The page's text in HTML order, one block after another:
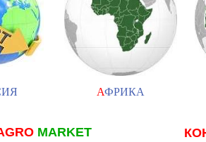
АФРИКА
MARKET